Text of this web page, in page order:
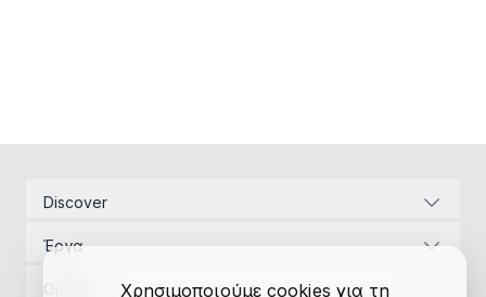
Χρησιμοποιούμε cookies για τη
Discover
Ενεργειακές υποδομές
Αναπτυξιακός Νόμος
Έργα
Ομάδα